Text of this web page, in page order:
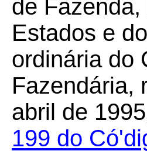
de
Estados e
ordinária do
Fazendária,
abril de
199 do